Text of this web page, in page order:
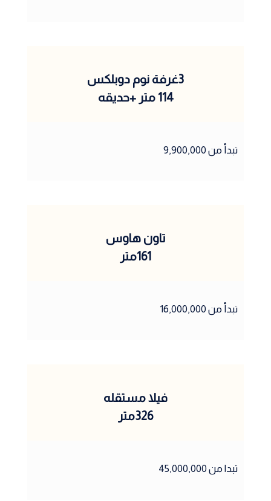
3غرفة نوم دوبلكس
114 متر +حديقه
تبدأ من 9,900,000
تاون هاوس
161متر
تبدأ من 16,000,000
فيلا مستقله
326متر
تبدا من 45,000,000